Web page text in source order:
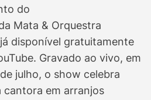
do
Mata & Orquestra
disponível gratuitamente
Gravado ao vivo, em
julho, o show celebra
cantora em arranjos